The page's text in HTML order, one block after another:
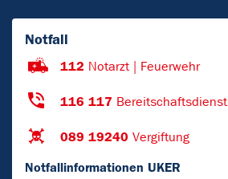
Notfall
112 Notarzt | Feuerwehr
116 117 Bereitschaftsdienst
089 19240 Vergiftung
Notfallinformationen UKER